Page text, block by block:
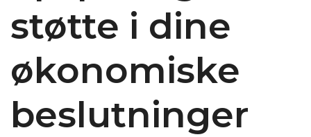
støtte i dine
økonomiske
beslutninger